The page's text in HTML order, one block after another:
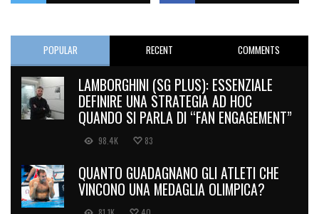
POPULAR RECENT COMMENTS
LAMBORGHINI (SG PLUS): ESSENZIALE
DEFINIRE UNA STRATEGIA AD HOC
QUANDO SI PARLA DI “FAN ENGAGEMENT”
98.4K 83
QUANTO GUADAGNANO GLI ATLETI CHE
VINCONO UNA MEDAGLIA OLIMPICA?